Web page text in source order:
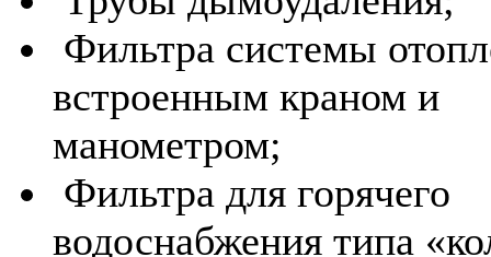
Фильтра системы
встроенным краном и
манометром;
Фильтра для горячего
водоснабжения типа